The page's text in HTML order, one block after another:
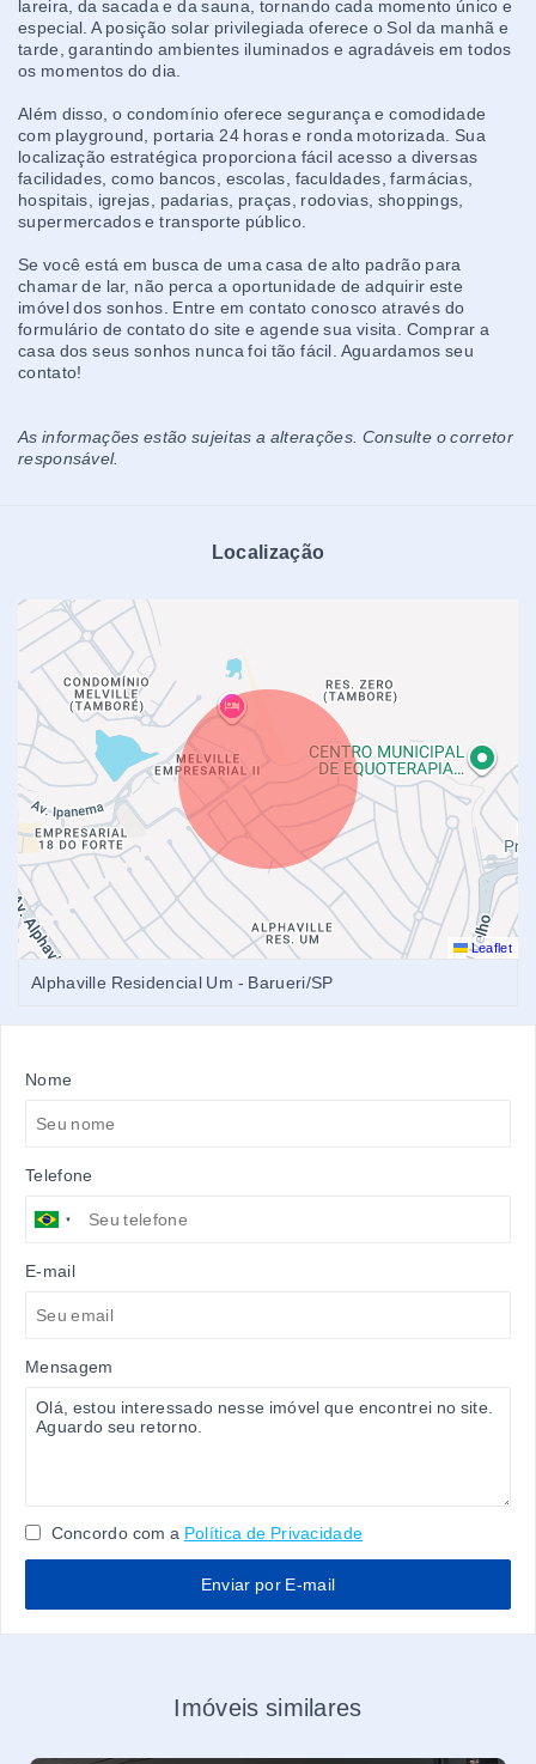
lareira, da sacada e da sauna, tornando cada momento único e
especial. A posição solar privilegiada oferece o Sol da manhã e
tarde, garantindo ambientes iluminados e agradáveis em todos
os momentos do dia.
Além disso, o condomínio oferece segurança e comodidade
com playground, portaria 24 horas e ronda motorizada. Sua
localização estratégica proporciona fácil acesso a diversas
facilidades, como bancos, escolas, faculdades, farmácias,
hospitais, igrejas, padarias, praças, rodovias, shoppings,
supermercados e transporte público.
Se você está em busca de uma casa de alto padrão para
chamar de lar, não perca a oportunidade de adquirir este
imóvel dos sonhos. Entre em contato conosco através do
formulário de contato do site e agende sua visita. Comprar a
casa dos seus sonhos nunca foi tão fácil. Aguardamos seu
contato!
As informações estão sujeitas a alterações. Consulte o corretor
responsável.
Localização
Leaflet
Alphaville Residencial Um - Barueri/SP
Nome
Telefone
E-mail
Mensagem
Concordo com a Política de Privacidade
Enviar por E-mail
Imóveis similares